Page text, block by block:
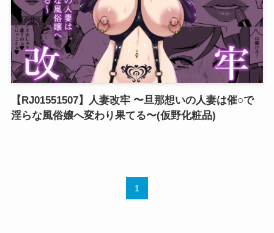
【RJ01551507】人妻改牢 〜旦那想いの人妻は催○で
淫らな風俗嬢へ変わり果てる〜(仮野化粧品)
1